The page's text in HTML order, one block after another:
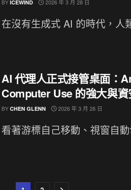
BY ICEWIND 2026 年 3 月 28 日
在沒有生成式 AI 的時代，人
AI 代理人正式接管桌面：
Computer Use 的強大與
BY CHEN GLENN 2026 年 3 月 26 日
看著游標自己移動、視窗自